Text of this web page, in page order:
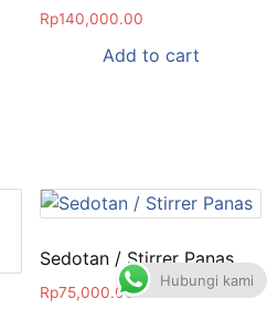
Rp140,000.00
Add to cart
Sedotan / Stirrer Panas
Rp75,000.00
Hubungi kami